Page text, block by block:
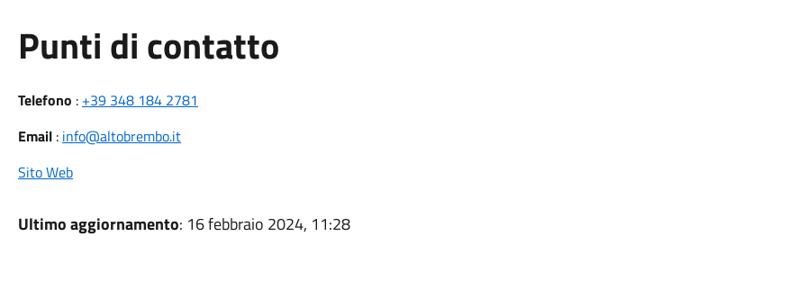
Punti di contatto
Telefono : +39 348 184 2781
Email: info@altobrembo.it
Sito Web
Ultimo aggiornamento: 16 febbraio 2024, 11:28